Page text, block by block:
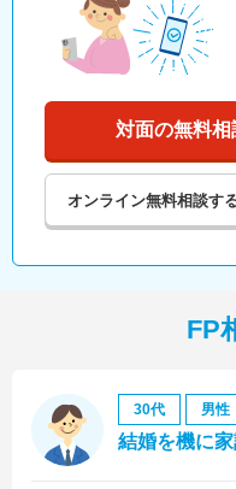
対面の無料相
オンライン無料相談す
FP
30代 男性
結婚を機に